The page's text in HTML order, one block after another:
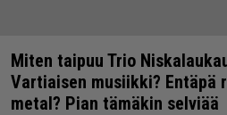
Miten taipuu Trio
Vartiaisen musiikki? Entäpä
metal? Pian tämäkin selviää